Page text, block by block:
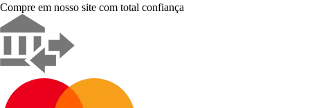
Compre em nosso site com total confiança